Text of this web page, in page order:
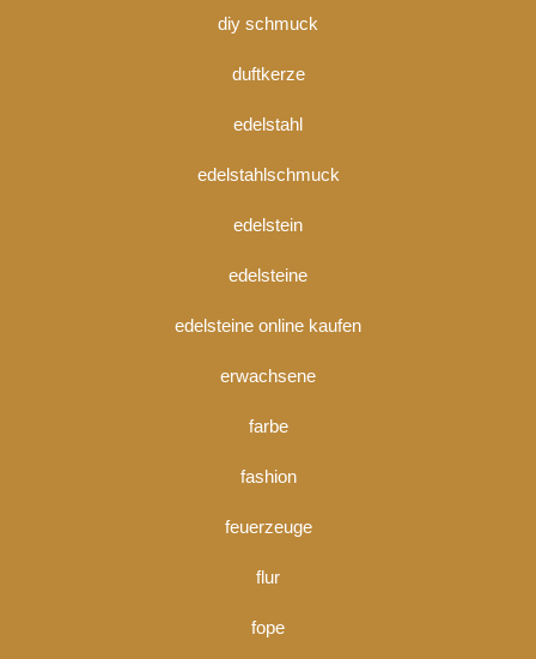
diy schmuck
duftkerze
edelstahl
edelstahlschmuck
edelstein
edelsteine
edelsteine online kaufen
erwachsene
farbe
fashion
feuerzeuge
flur
fope